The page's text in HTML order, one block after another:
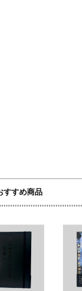
すすめ商品